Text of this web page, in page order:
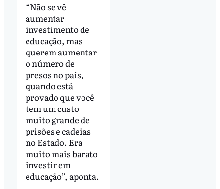
“Não se vê
aumentar
investimento de
educação, mas
querem aumentar
o número de
presos no país,
quando está
provado que você
tem um custo
muito grande de
prisões e cadeias
no Estado. Era
muito mais barato
investir em
educação”, aponta.